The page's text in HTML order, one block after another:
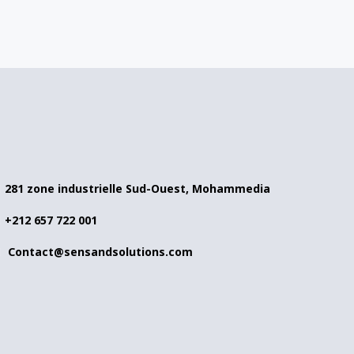
281 zone industrielle Sud-Ouest, Mohammedia
+212 657 722 001
Contact@sensandsolutions.com